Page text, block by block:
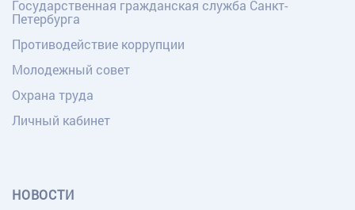
Государственная гражданская служба Санкт-
Петербурга
Противодействие коррупции
Молодежный совет
Охрана труда
Личный кабинет
НОВОСТИ